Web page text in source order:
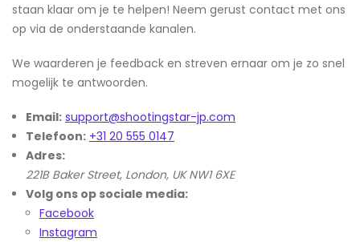
staan klaar om je te helpen! Neem gerust contact met ons
op via de onderstaande kanalen.
We waarderen je feedback en streven ernaar om je zo snel
mogelijk te antwoorden.
Email: support@shootingstar-jp.com
Telefoon: +31 20 555 0147
Adres:
221B Baker Street, London, UK NW1 6XE
Volg ons op sociale media:
Facebook
Instagram